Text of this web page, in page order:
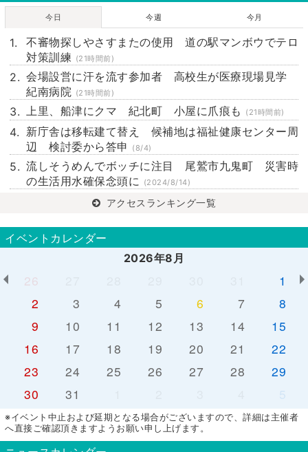
今日 今週 今月
不審物探しやさすまたの使用 道の駅マンボウでテロ
対策訓練 (21時間前)
会場設営に汗を流す参加者 高校生が医療現場見学
紀南病院 (21時間前)
上里、船津にクマ 紀北町 小屋に爪痕も (21時間前)
新庁舎は移転建て替え 候補地は福祉健康センター周
辺 検討委から答申
(8/4)
流しそうめんでボッチに注目 尾鷲市九鬼町 災害時
の生活用水確保念頭に (2024/8/14)
アクセスランキング一覧
イベントカレンダー
2026年8月
26
1
2
3 4 5 6 7
8
9
10 11 12 13 14
15
16
17 18 19 20 21
22
23
24 25 26 27 28
29
30
31 5
※イベント中止および延期となる場合がございますので、詳細は主催者
へ直接ご確認頂きますようお願い申し上げます。